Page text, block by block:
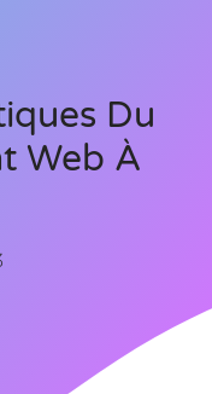
Du
Web À